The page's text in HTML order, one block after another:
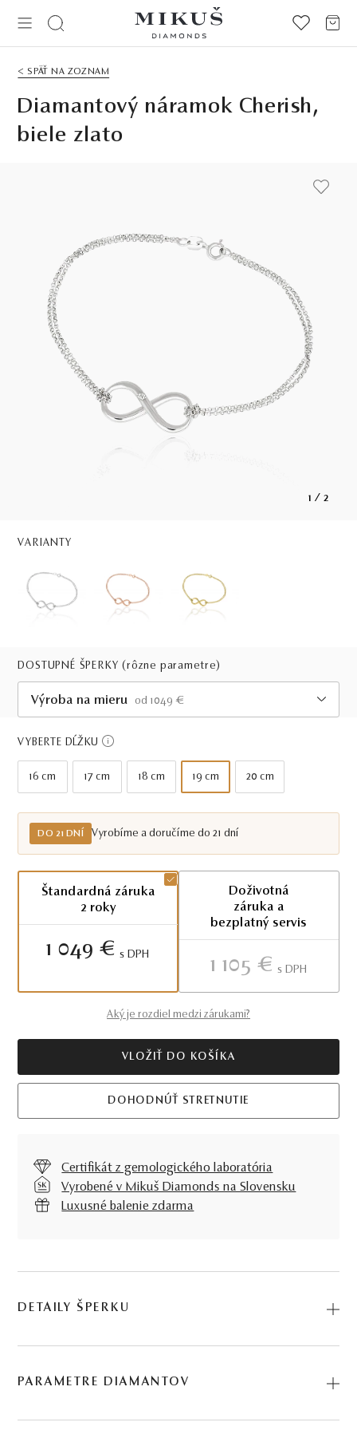
< SPÄŤ NA ZOZNAM
Diamantový náramok Cherish,
biele zlato
1 / 2
VARIANTY
DOSTUPNÉ ŠPERKY(rôzne parametre)
Výroba na mieru
od 1049 €
Do 21 dní
VYBERTE DĹŽKU
16 cm 17 cm 18 cm 19 cm 20 cm
DO 21 DNÍ Vyrobíme a doručíme do 21 dní
Štandardná záruka
2 roky
1 049 € S DPH
Doživotná
záruka a
bezplatný servis
1 105 € S DPH
Aký je rozdiel medzi zárukami?
VLOŽIŤ DO KOŠÍKA
DOHODNÚŤ STRETNUTIE
Certifikát z gemologického laboratória
Vyrobené v Mikuš Diamonds na Slovensku
Luxusné balenie zdarma
DETAILY ŠPERKU
Náramok Cherish, vhodný pre všetky chvíle, ktoré chcete,
PARAMETRE DIAMANTOV